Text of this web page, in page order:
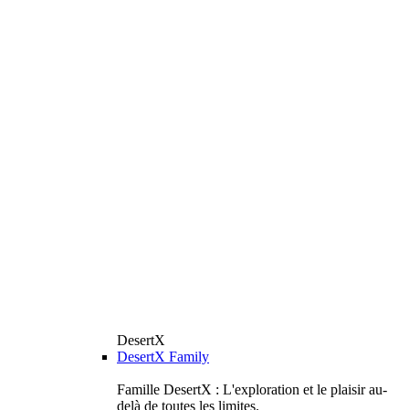
DesertX
DesertX Family
Famille DesertX : L'exploration et le plaisir au-
delà de toutes les limites.